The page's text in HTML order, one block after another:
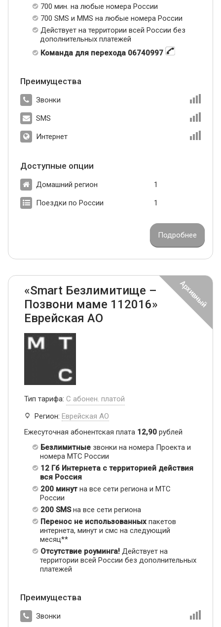
700 мин. на любые номера России
700 SMS и MMS на любые номера России
Действует на территории всей России без
дополнительных платежей
Команда для перехода 06740997
Преимущества
Звонки
SMS
Интернет
Доступные опции
Домашний регион 1
Поездки по России 1
Подробнее
«Smart Безлимитище –
Позвони маме 112016»
Еврейская АО
Тип тарифа: С абонен. платой
Регион: Еврейская АО
Ежесуточная абонентская плата 12,90 рублей
Безлимитные звонки на номера Проекта и
номера МТС России
12 Гб Интернета с территорией действия
вся Россия
200 минут на все сети региона и МТС
России
200 SMSна все сети региона
Перенос не использованных пакетов
интернета, минут и смс на следующий
месяц**
Отсутствие роуминга! Действует на
территории всей России без дополнительных
платежей
Преимущества
Звонки